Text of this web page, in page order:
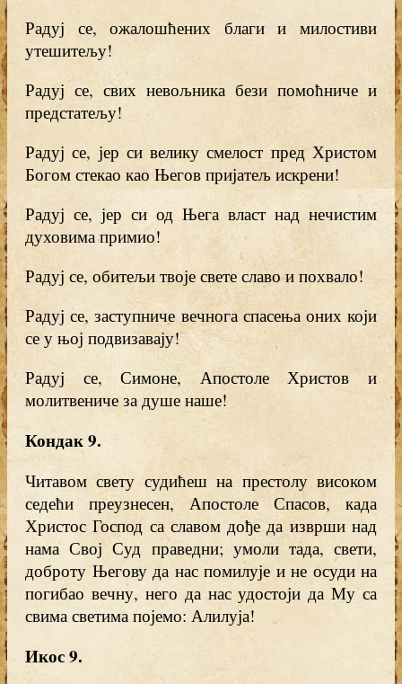
Радуј се, ожалошћених благи и милостиви
утешитељу!
Радуј се, свих невољника бези помоћниче и
предстатељу!
Радуј се, јер си велику смелост пред Христом
Богом стекао као Његов пријатељ искрени!
Радуј се, јер си од Њега власт над нечистим
духовима примио!
Радуј се, обитељи твоје свете славо и похвало!
Радуј се, заступниче вечнога спасења оних који
се у њој подвизавају!
Радуј се, Симоне, Апостоле Христов и
молитвениче за душе наше!
Кондак 9.
Читавом свету судићеш на престолу високом
седећи преузнесен, Апостоле Спасов, када
Христос Господ са славом дође да изврши над
нама Свој Суд праведни; умоли тада, свети,
доброту Његову да нас помилује и не осуди на
погибао вечну, него да нас удостоји да Му са
свима светима појемо: Алилуја!
Икос 9.